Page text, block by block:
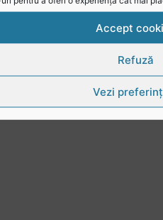
Accept
Refuză
Vezi